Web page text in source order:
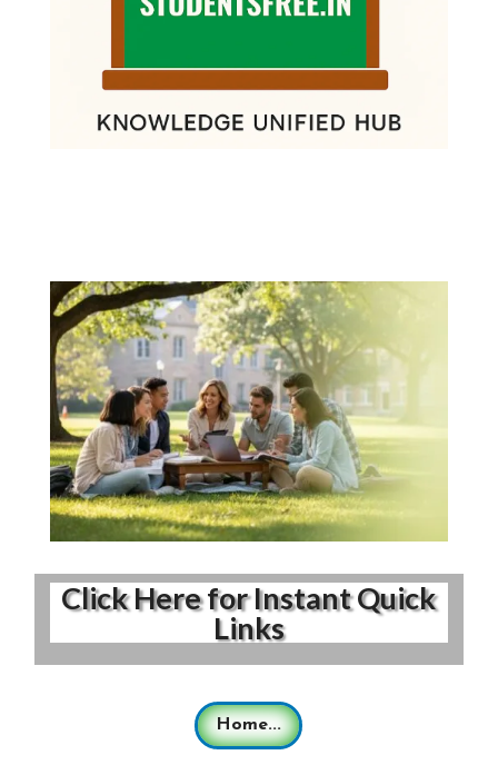
Click Here for Instant Quick
Links
Home...